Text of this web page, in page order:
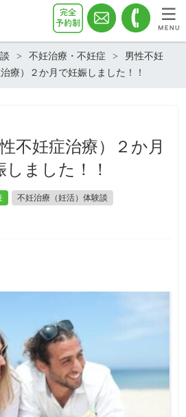
不妊治療・不妊症
男性不妊
療）２か月で妊娠しました！！
不妊症治療）２か月
しました！！
不妊治療（妊活）体験談